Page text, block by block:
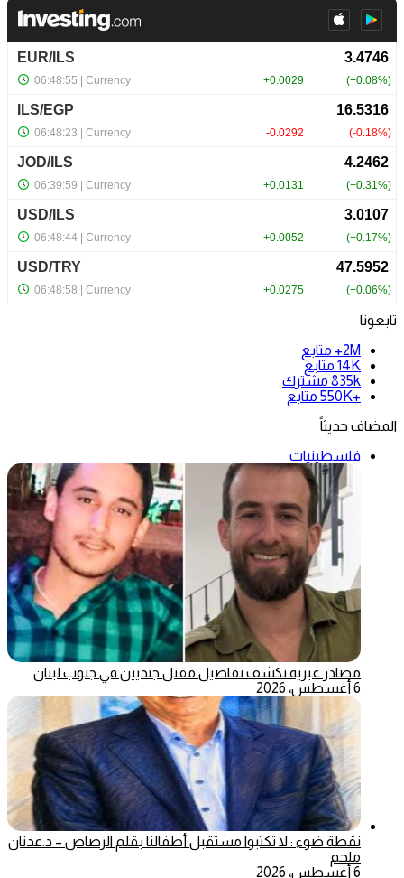
تابعونا
2M+
متابع
14K متابع
835k مشترك
+550K
متابع
المضاف حديثاً
فلسطينيات
مصادر عبرية تكشف تفاصيل مقتل جنديين في جنوب لبنان
6 أغسطس، 2026
نقطة ضوء : لا تكتبوا مستقبل أطفالنا بقلم الرصاص – د.عدنان
ملحم
6 أغسطس، 2026